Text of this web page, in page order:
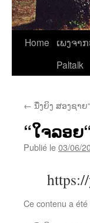
Home
ເພງຈາ
Paltalk
← ນື່ງຍິງ ສອງຊາ
“ໃຈລອ
Publié le03/06/
Ce contenu a